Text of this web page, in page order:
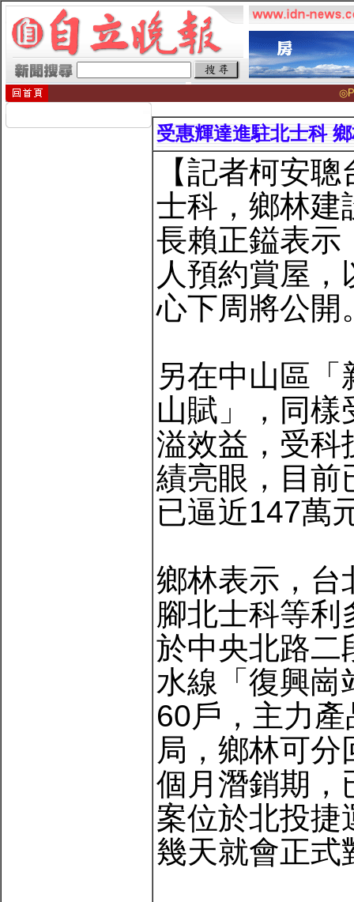
受惠輝達進駐北士科
【記者柯安
士科，鄉林建
長賴正鎰表示
人預約賞屋
心下周將公開
另在中山區
山賦」，同樣
溢效益，受科
績亮眼，目前
已逼近147萬
鄉林表示，台
腳北士科等利
於中央北路二
水線「復興崗
60戶，主力
局，鄉林可
個月潛銷期，
案位於北投捷
幾天就會正式